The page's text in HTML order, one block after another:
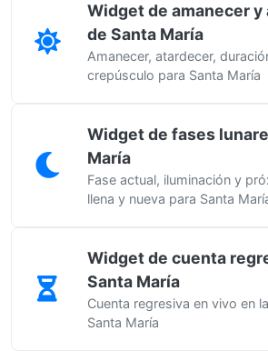
Widget de amanecer
de Santa María
Amanecer, atardecer,
crepúsculo para Santa María
Widget de fases
María
Fase actual, iluminación y
llena y nueva para Santa
Widget de cuenta
Santa María
Cuenta regresiva en vivo en
Santa María